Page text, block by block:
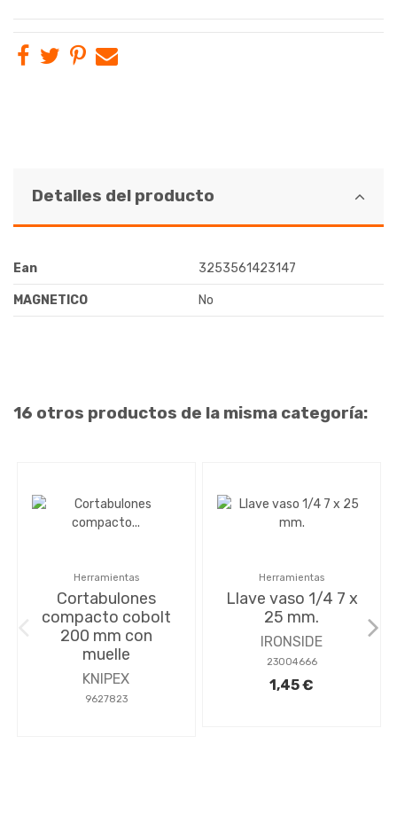
Detalles del producto
Ean 3253561423147
MAGNETICO No
16 otros productos de la misma categoría:
Herramientas
Cortabulones
compacto cobolt
200 mm con
muelle
KNIPEX
9627823
Herramientas
Llave vaso 1/4 7 x
25 mm.
IRONSIDE
23004666
1,45 €